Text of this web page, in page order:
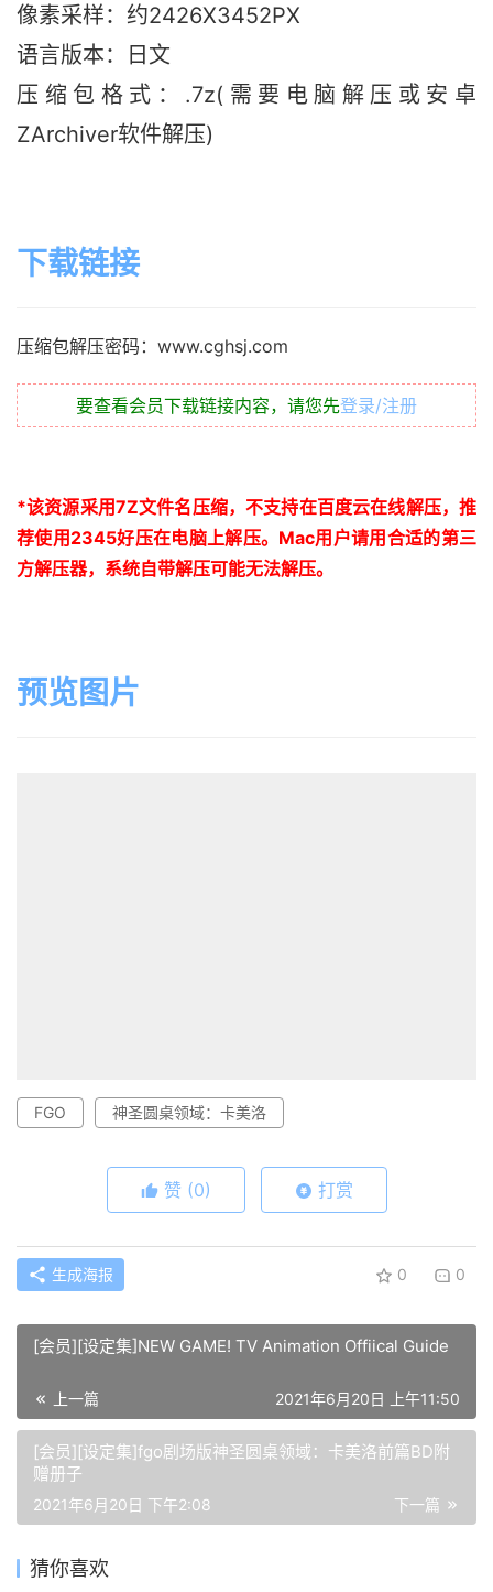
像素采样：约2426X3452PX
语言版本：日文
压缩包格式：.7z(需要电脑解压或安卓
ZArchiver软件解压)
下载链接
压缩包解压密码：www.cghsj.com
要查看会员下载链接内容，请您先登录/注册
*该资源采用7Z文件名压缩，不支持在百度云在线解压，推
荐使用2345好压在电脑上解压。 Mac用户请用合适的第三
方解压器，系统自带解压可能无法解压。
预览图片
FGO 神圣圆桌领域：卡美洛
赞 (0) 打赏
生成海报 0 0
[会员][设定集]NEW GAME! TV Animation Offiical Guide
上一篇 2021年6月20日 上午11:50
[会员][设定集]fgo剧场版神圣圆桌领域：卡美洛前篇BD附
赠册子
下一篇
2021年6月20日 下午2:08
猜你喜欢